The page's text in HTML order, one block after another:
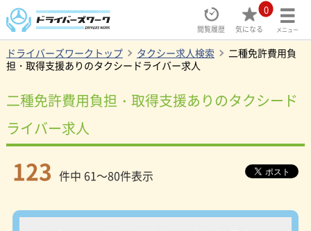
閲覧履歴
0
気になる メニュー
ドライバーズワークトップ タクシー求人検索
二種免許費用負
担・取得支援ありのタクシードライバー求人
二種免許費用負担・取得支援ありのタクシード
ライバー求人
123 件中 61～80件表示